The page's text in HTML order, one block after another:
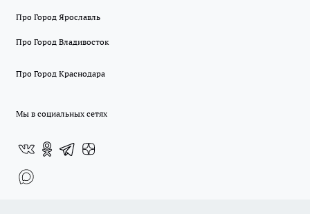
Про Город Ярославль
Про Город Владивосток
Про Город Краснодара
Мы в социальных сетях